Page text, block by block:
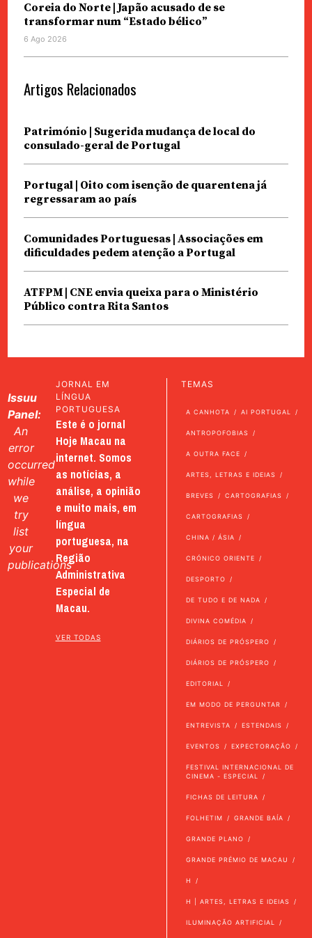
Coreia do Norte | Japão acusado de se
transformar num “Estado bélico”
6 Ago 2026
Artigos Relacionados
Património | Sugerida mudança de local do
consulado-geral de Portugal
Portugal | Oito com isenção de quarentena já
regressaram ao país
Comunidades Portuguesas | Associações em
dificuldades pedem atenção a Portugal
ATFPM | CNE envia queixa para o Ministério
Público contra Rita Santos
Issuu
Panel:
An
error
occurred
while
we
try
list
your
publications
JORNAL EM
LÍNGUA
PORTUGUESA
Este é o jornal
Hoje Macau na
internet. Somos
as notícias, a
análise, a opinião
e muito mais, em
língua
portuguesa, na
Região
Administrativa
Especial de
Macau.
VER TODAS
TEMAS
A CANHOTA AI PORTUGAL
ANTROPOFOBIAS
A OUTRA FACE
ARTES, LETRAS E IDEIAS
BREVES CARTOGRAFIAS
CARTOGRAFIAS
CHINA / ÁSIA
CRÓNICO ORIENTE
DESPORTO
DE TUDO E DE NADA
DIVINA COMÉDIA
DIÁRIOS DE PRÓSPERO
DIÁRIOS DE PRÓSPERO
EDITORIAL
EM MODO DE PERGUNTAR
ENTREVISTA ESTENDAIS
EVENTOS EXPECTORAÇÃO
FESTIVAL INTERNACIONAL DE
CINEMA - ESPECIAL
FICHAS DE LEITURA
FOLHETIM GRANDE BAÍA
GRANDE PLANO
GRANDE PRÉMIO DE MACAU
H
H | ARTES, LETRAS E IDEIAS
ILUMINAÇÃO ARTIFICIAL